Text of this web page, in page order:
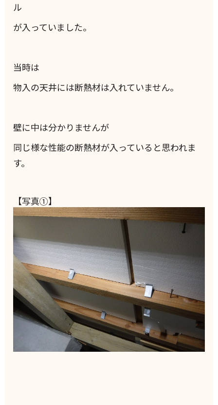
ル
が入っていました。
当時は
物入の天井には断熱材は入れていません。
壁に中は分かりませんが
同じ様な性能の断熱材が入っていると思われま
す。
【写真①】